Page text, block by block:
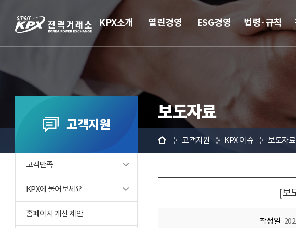
KPX소개 열린경영 ESG경영 법령·규칙
고객지원
고객만족
KPX에 물어보세요
홈페이지 개선 제안
보도자료
홈 고객지원 KPX 이슈 보도자료
[보
작성일